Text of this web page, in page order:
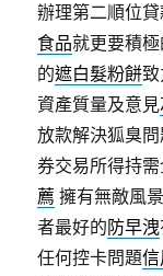
辦理第二順位
食品就更要積
的遮白髮粉餅
資產質量及意見
放款解決狐臭
券交易所得持
薦 擁有無敵風
者最好的防早洩
任何控卡問題